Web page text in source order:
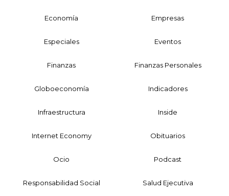
Economía Empresas
Especiales Eventos
Finanzas Finanzas Personales
Globoeconomía Indicadores
Infraestructura Inside
Internet Economy Obituarios
Ocio Podcast
Responsabilidad Social Salud Ejecutiva